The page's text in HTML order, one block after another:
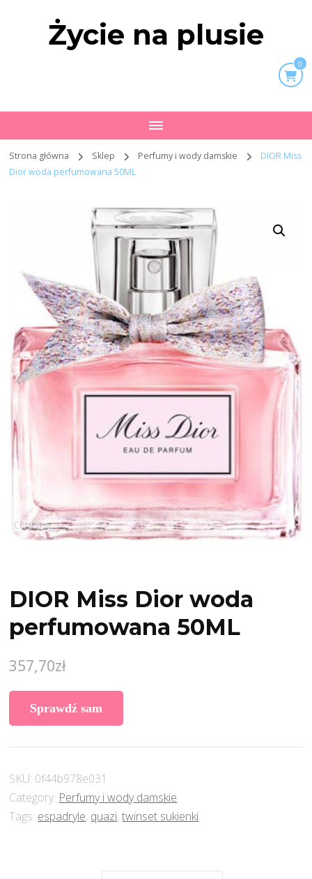
Życie na plusie
0
Strona główna Sklep Perfumy i wody damskie
DIOR Miss
Dior woda perfumowana 50ML
DIOR Miss Dior woda
perfumowana 50ML
357,70zł
Sprawdź sam
SKU: 0f44b978e031
Category: Perfumy i wody damskie
Tags: espadryle, quazi,twinset sukienki